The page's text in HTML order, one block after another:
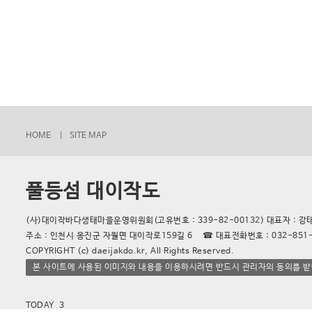
HOME | SITE MAP
풀등섬 대이작도
(사)대이작바다생태마을운영위원회(고유번호 : 339-82-00132) 대표자 : 강
주소 : 인천시 옹진군 자월면 대이작로159길 6 ☎ 대표전화번호 :
COPYRIGHT (c) daeijakdo.kr, All Rights Reserved.
본 사이트에 사용된 이미지와 내용을 이용하시려면 반드시 관리자의 동의를
TODAY 3